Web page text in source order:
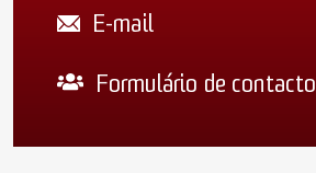
E-mail
Formulário de contacto